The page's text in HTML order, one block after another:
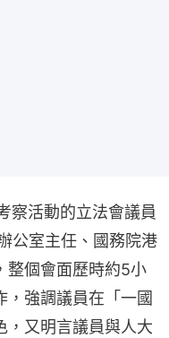
察活動的立法會議員
公室主任、國務院港
整個會面歷時約5小
，強調議員在「一國
，又明言議員與人大